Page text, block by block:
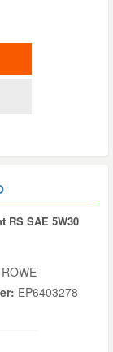
RS SAE 5W30
ROWE
EP6403278